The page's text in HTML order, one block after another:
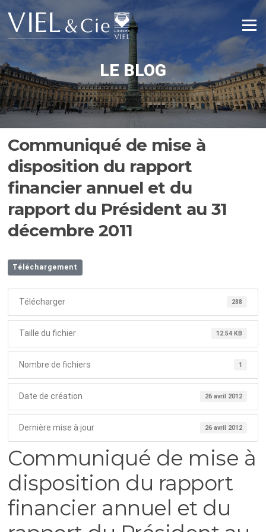
contenu
Menu
LE BLOG
Communiqué de mise à
disposition du rapport
financier annuel et du
rapport du Président au 31
décembre 2011
Téléchargement
Télécharger 288
Taille du fichier 12.54 KB
Nombre de fichiers 1
Date de création 26 avril 2012
Dernière mise à jour 26 avril 2012
Communiqué de mise à
disposition du rapport
financier annuel et du